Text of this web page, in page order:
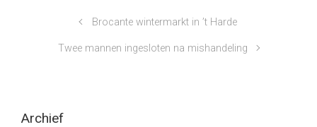
Brocante wintermarkt in ’t Harde
Twee mannen ingesloten na mishandeling
Archief